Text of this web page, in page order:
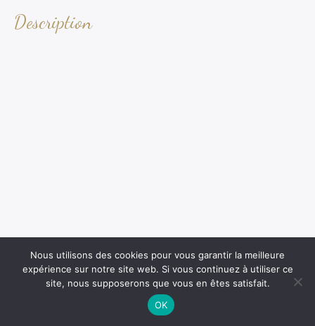
Description
Nous utilisons des cookies pour vous garantir la meilleure
expérience sur notre site web. Si vous continuez à utiliser ce
site, nous supposerons que vous en êtes satisfait.
OK